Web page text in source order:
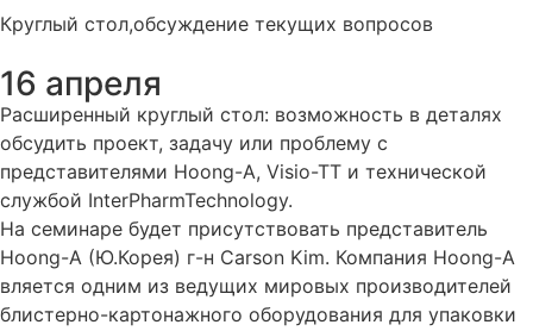
Круглый стол,обсуждение текущих вопросов
16 апреля
Расширенный круглый стол: возможность в деталях
обсудить проект, задачу или проблему с
представителями Hoong-A, Visio-TT и технической
службой InterPharmTechnology.
На семинаре будет присутствовать представитель
Hoong-A (Ю.Корея) г-н Carson Kim. Компания Hoong-A
вляется одним из ведущих мировых производителей
блистерно-картонажного оборудования для упаковки